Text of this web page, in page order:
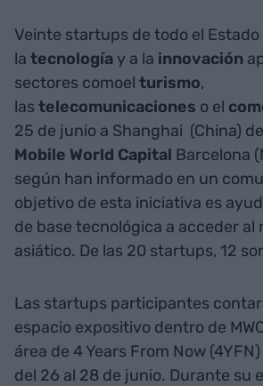
Veinte startups de todo el
la tecnología y a la innovación
sectores comoel turismo,
lastelecomunicaciones o el
25 de junio a Shanghai (China)
Mobile World Capital Barcelona
según han informado en un
objetivo de esta iniciativa es
de base tecnológica a acceder al
asiático. De las 20 startups, 12
Las startups participantes
espacio expositivo dentro de
área de 4 Years From Now
del 26 al 28 de junio. Durante su